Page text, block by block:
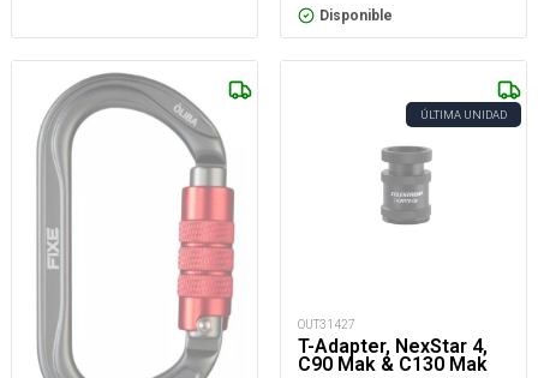
Disponible
ÚLTIMA UNIDAD
OUT31427
T-Adapter, NexStar 4,
C90 Mak & C130 Mak